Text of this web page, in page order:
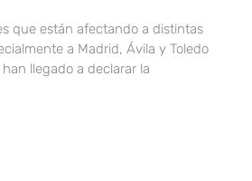
que están afectando a distintas
a Madrid, Ávila y Toledo
llegado a declarar la